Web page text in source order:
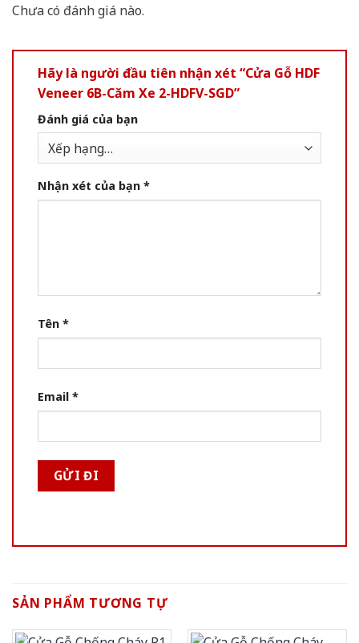
Chưa có đánh giá nào.
Hãy là người đầu tiên nhận xét “Cửa Gỗ HDF
Veneer 6B-Căm Xe 2-HDFV-SGD”
Đánh giá của bạn
Nhận xét của bạn *
Tên *
Email *
SẢN PHẨM TƯƠNG TỰ